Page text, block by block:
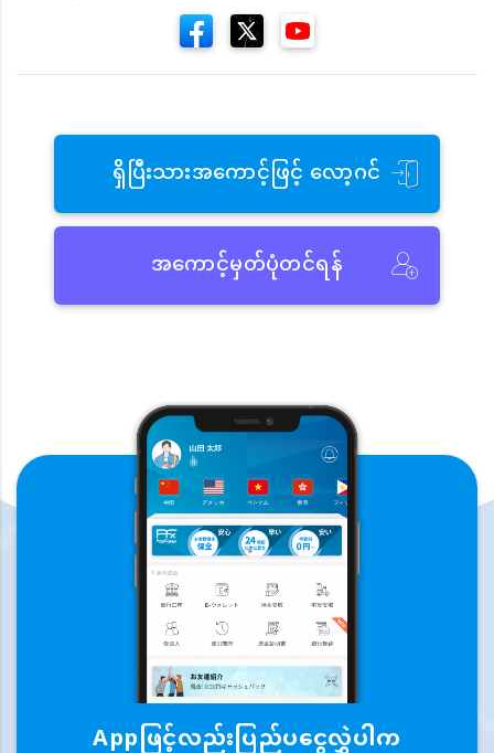
ရှိပြီးသားအကောင့်ဖြင့် လော့ဂင်
အကောင့်မှတ်ပုံတင်ရန်
Appဖြင့်လည်းပြည်ပငွေလွှဲပါက